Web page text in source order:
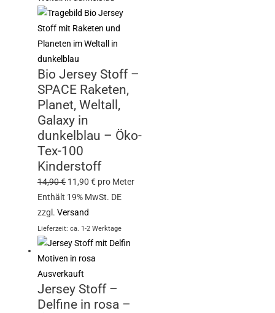
Bio Jersey Stoff –
SPACE Raketen,
Planet, Weltall,
Galaxy in
dunkelblau – Öko-
Tex-100
Kinderstoff
14,90€ 11,90€ pro Meter
Enthält 19% MwSt. DE
zzgl.Versand
Lieferzeit: ca. 1-2 Werktage
Ausverkauft
Jersey Stoff –
Delfine in rosa –